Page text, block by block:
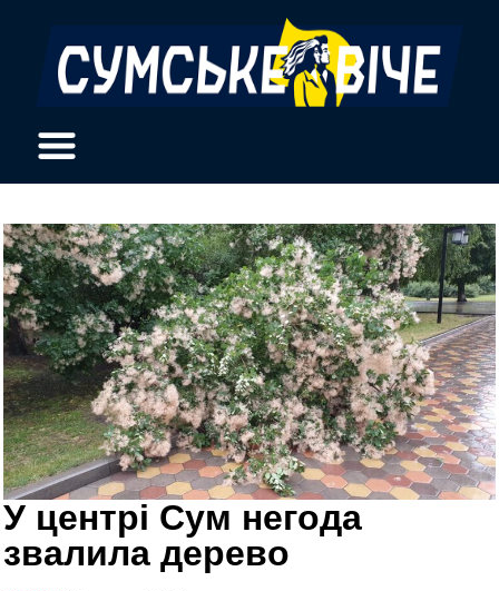
У центрі Сум негода
звалила дерево